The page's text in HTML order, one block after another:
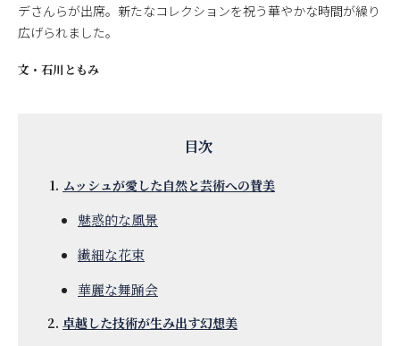
デさんらが出席。新たなコレクションを祝う華やかな時間が繰り
広げられました。
文・ 石川ともみ
ムッシュが愛した自然と芸術への賛美
魅惑的な風景
繊細な花束
華麗な舞踊会
卓越した技術が生み出す幻想美